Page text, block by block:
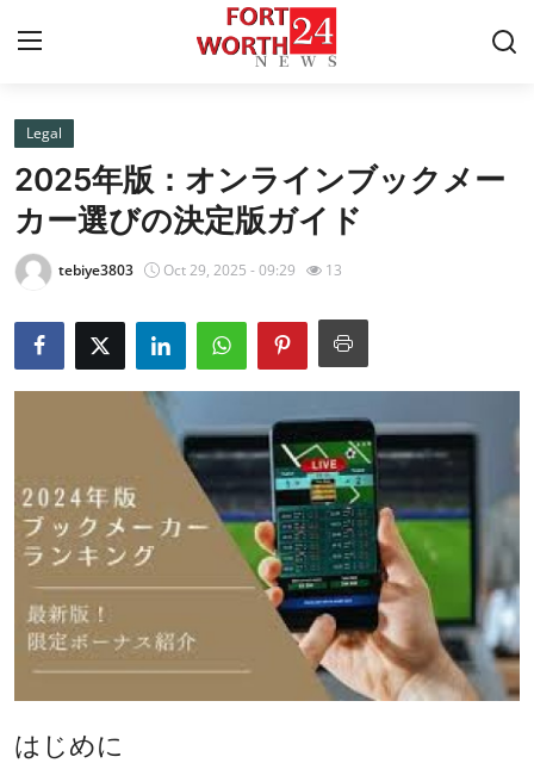
Home
Contact
Press Release
Privacy Policy
About
Submit Press Release
Health
Guest Posting
Advertise with US
Crypto
Legal
2025年版：オンラインブックメー
カー選びの決定版ガイド
tebiye3803 Oct 29, 2025 - 09:29 13
はじめに